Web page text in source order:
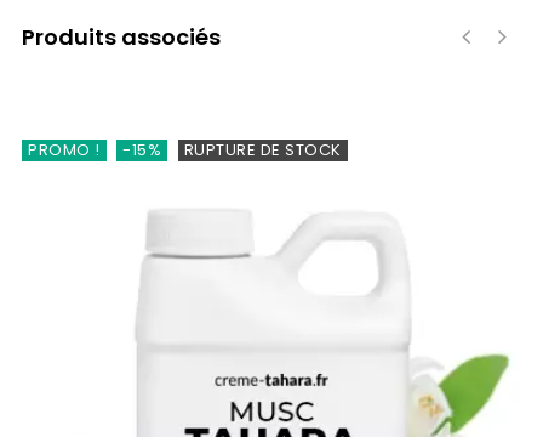
Produits associés
PROMO ! -15% RUPTURE DE STOCK